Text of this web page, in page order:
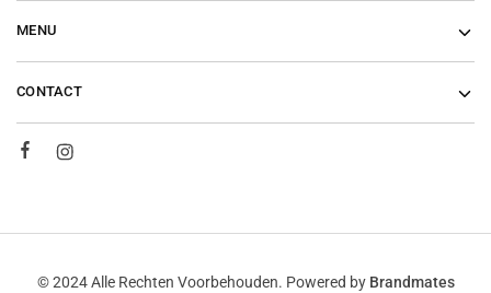
MENU
CONTACT
© 2024 Alle Rechten Voorbehouden. Powered by Brandmates